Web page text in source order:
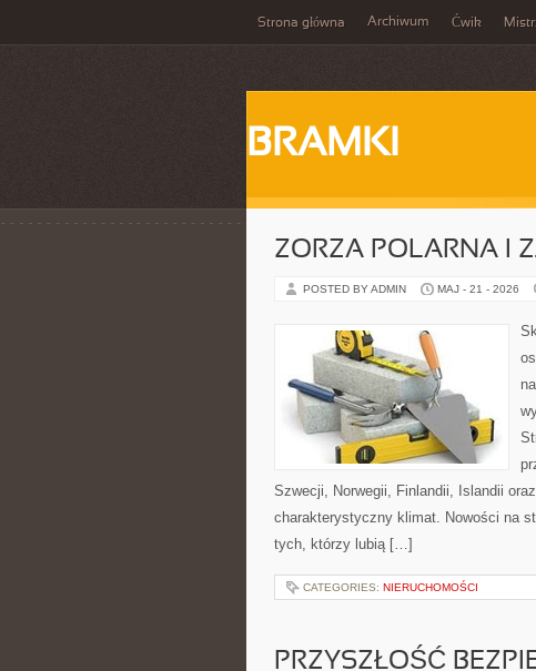
Strona główna Archiwum Ćwik
BRAMKI
ZORZA POLARNA I
POSTED BY ADMIN MAJ - 21 - 2026
Szwecji, Norwegii, Finlandii, Islandii
charakterystyczny klimat. Nowości na
tych, którzy lubią […]
CATEGORIES: NIERUCHOMOŚCI
PRZYSZŁOŚĆ